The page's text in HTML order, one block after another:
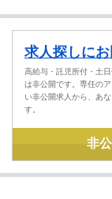
求人探しに
高給与・託児所付・土
は非公開です。専任の
い非公開求人から、あ
す。
非